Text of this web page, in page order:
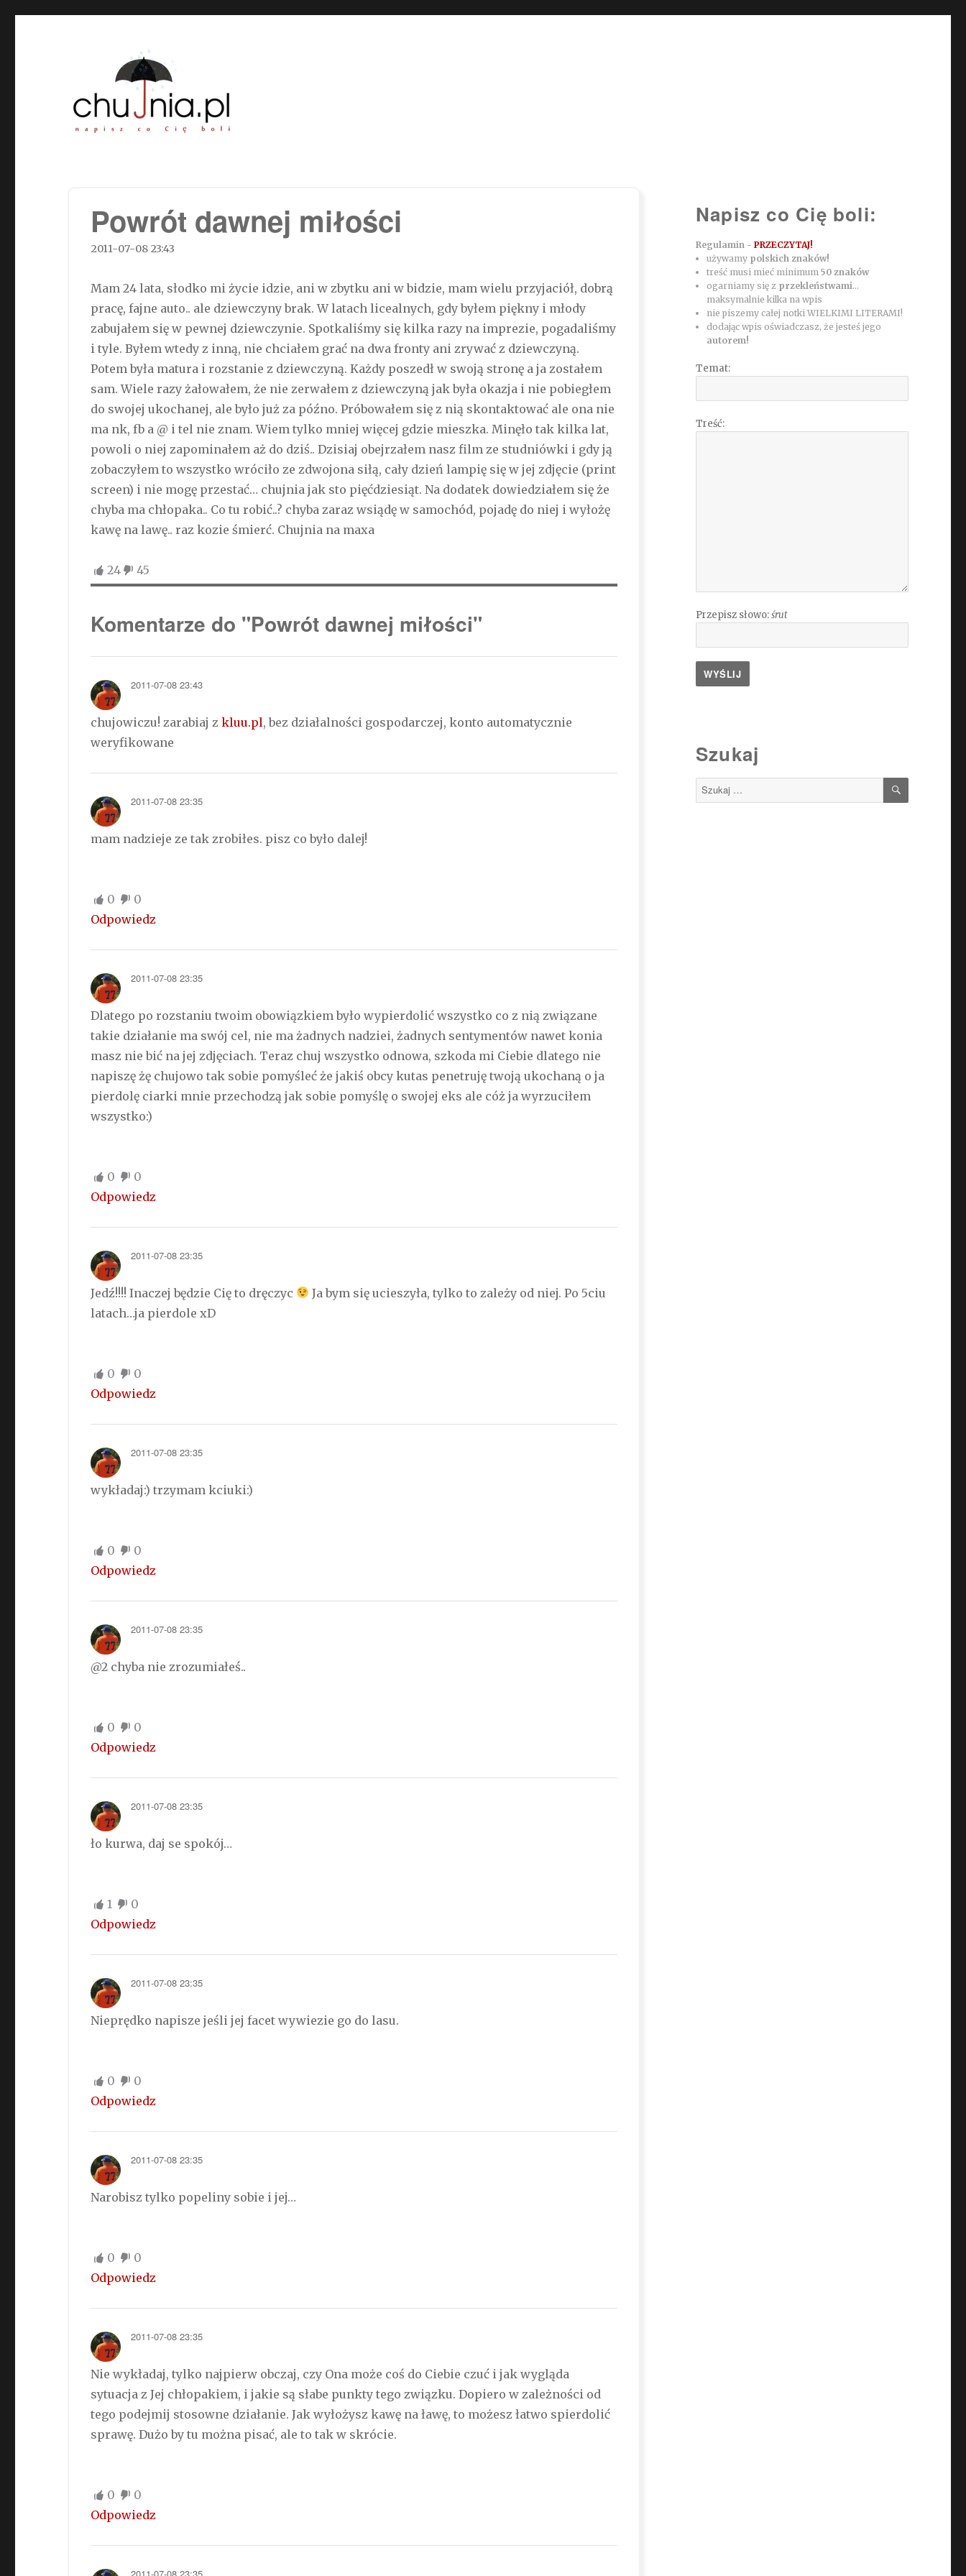
Powrót dawnej miłości
2011-07-08 23:43
Mam 24 lata, słodko mi życie idzie, ani w zbytku ani w bidzie, mam wielu przyjaciół, dobrą
pracę, fajne auto.. ale dziewczyny brak. W latach licealnych, gdy byłem piękny i młody
zabujałem się w pewnej dziewczynie. Spotkaliśmy się kilka razy na imprezie, pogadaliśmy
i tyle. Byłem wtedy z inną, nie chciałem grać na dwa fronty ani zrywać z dziewczyną.
Potem była matura i rozstanie z dziewczyną. Każdy poszedł w swoją stronę a ja zostałem
sam. Wiele razy żałowałem, że nie zerwałem z dziewczyną jak była okazja i nie pobiegłem
do swojej ukochanej, ale było już za późno. Próbowałem się z nią skontaktować ale ona nie
ma nk, fb a @ i tel nie znam. Wiem tylko mniej więcej gdzie mieszka. Minęło tak kilka lat,
powoli o niej zapominałem aż do dziś.. Dzisiaj obejrzałem nasz film ze studniówki i gdy ją
zobaczyłem to wszystko wróciło ze zdwojona siłą, cały dzień lampię się w jej zdjęcie (print
screen) i nie mogę przestać… chujnia jak sto pięćdziesiąt. Na dodatek dowiedziałem się że
chyba ma chłopaka.. Co tu robić..? chyba zaraz wsiądę w samochód, pojadę do niej i wyłożę
kawę na lawę.. raz kozie śmierć. Chujnia na maxa
24 45
Komentarze do "Powrót dawnej miłości"
2011-07-08 23:43
chujowiczu! zarabiaj zkluu.pl, bez działalności gospodarczej, konto automatycznie
weryfikowane
2011-07-08 23:35
mam nadzieje ze tak zrobiłes. pisz co było dalej!
0
0
Odpowiedz
2011-07-08 23:35
Dlatego po rozstaniu twoim obowiązkiem było wypierdolić wszystko co z nią związane
takie działanie ma swój cel, nie ma żadnych nadziei, żadnych sentymentów nawet konia
masz nie bić na jej zdjęciach. Teraz chuj wszystko odnowa, szkoda mi Ciebie dlatego nie
napiszę żę chujowo tak sobie pomyśleć że jakiś obcy kutas penetruję twoją ukochaną o ja
pierdolę ciarki mnie przechodzą jak sobie pomyślę o swojej eks ale cóż ja wyrzuciłem
wszystko:)
0
0
Odpowiedz
2011-07-08 23:35
Jedź!!!! Inaczej będzie Cię to dręczyc
Ja bym się ucieszyła, tylko to zależy od niej. Po 5ciu
latach…ja pierdole xD
0
0
Odpowiedz
2011-07-08 23:35
wykładaj:) trzymam kciuki:)
0
0
Odpowiedz
2011-07-08 23:35
@2 chyba nie zrozumiałeś..
0
0
Odpowiedz
2011-07-08 23:35
ło kurwa, daj se spokój…
1
0
Odpowiedz
2011-07-08 23:35
Nieprędko napisze jeśli jej facet wywiezie go do lasu.
0
0
Odpowiedz
2011-07-08 23:35
Narobisz tylko popeliny sobie i jej…
0
0
Odpowiedz
2011-07-08 23:35
Nie wykładaj, tylko najpierw obczaj, czy Ona może coś do Ciebie czuć i jak wygląda
sytuacja z Jej chłopakiem, i jakie są słabe punkty tego związku. Dopiero w zależności od
tego podejmij stosowne działanie. Jak wyłożysz kawę na ławę, to możesz łatwo spierdolić
sprawę. Dużo by tu można pisać, ale to tak w skrócie.
0
0
Odpowiedz
Napisz co Cię boli:
Regulamin - PRZECZYTAJ!
używamy polskich znaków!
treść musi mieć minimum 50 znaków
ogarniamy się z przekleństwami...
maksymalnie kilka na wpis
nie piszemy całej notki WIELKIMI LITERAMI!
dodając wpis oświadczasz, że jesteś jego
autorem!
Temat:
Treść:
Przepisz słowo:śrut
Szukaj
Szukaj: SZUKAJ